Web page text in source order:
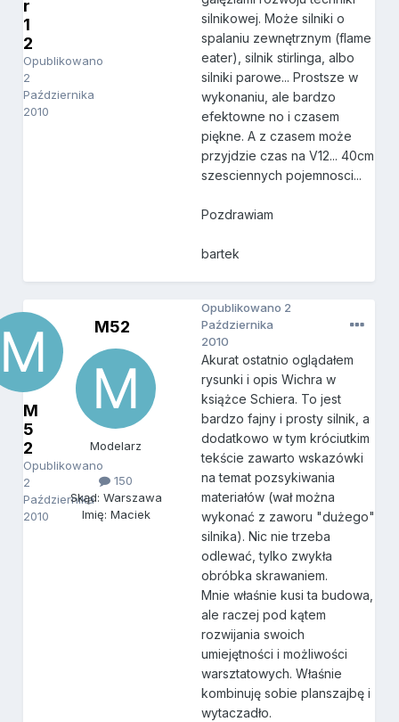
r
1
2
Opublikowano
2
Października
2010
silnikowej. Może silniki o
spalaniu zewnętrznym (flame
eater), silnik stirlinga, albo
silniki parowe... Prostsze w
wykonaniu, ale bardzo
efektowne no i czasem
piękne. A z czasem może
przyjdzie czas na V12... 40cm
szesciennych pojemnosci...
Pozdrawiam
bartek
M
5
2
Opublikowano
2
Października
2010
M52
Modelarz
150
Skąd: Warszawa
Imię: Maciek
Opublikowano 2
Października
2010
Akurat ostatnio oglądałem
rysunki i opis Wichra w
książce Schiera. To jest
bardzo fajny i prosty silnik, a
dodatkowo w tym króciutkim
tekście zawarto wskazówki
na temat pozsykiwania
materiałów (wał można
wykonać z zaworu "dużego"
silnika). Nic nie trzeba
odlewać, tylko zwykła
obróbka skrawaniem.
Mnie właśnie kusi ta budowa,
ale raczej pod kątem
rozwijania swoich
umiejętności i możliwości
warsztatowych. Właśnie
kombinuję sobie planszajbę i
wytaczadło.